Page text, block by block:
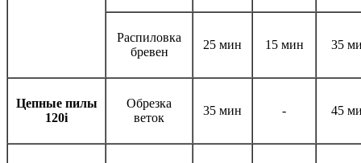
Распиловка
бревен
25 мин 15 мин 35
Цепные пилы
120i
Обрезка
веток
35 мин - 45